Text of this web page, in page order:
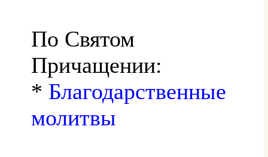
По Святом
Причащении:
* Благодарственные
молитвы